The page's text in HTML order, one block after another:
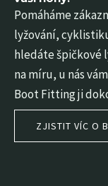
Pomáháme
lyžování,
hledáte špičkové
na míru, u nás
Boot Fitting ji
ZJISTIT VÍC O